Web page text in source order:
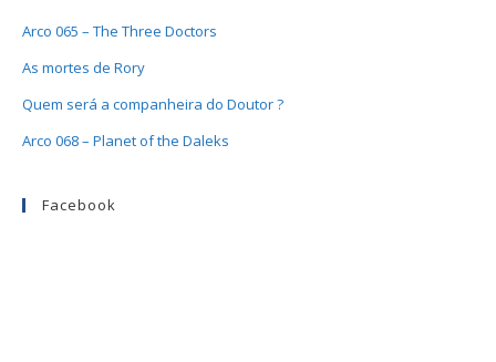
Arco 065 – The Three Doctors
As mortes de Rory
Quem será a companheira do Doutor ?
Arco 068 – Planet of the Daleks
Facebook